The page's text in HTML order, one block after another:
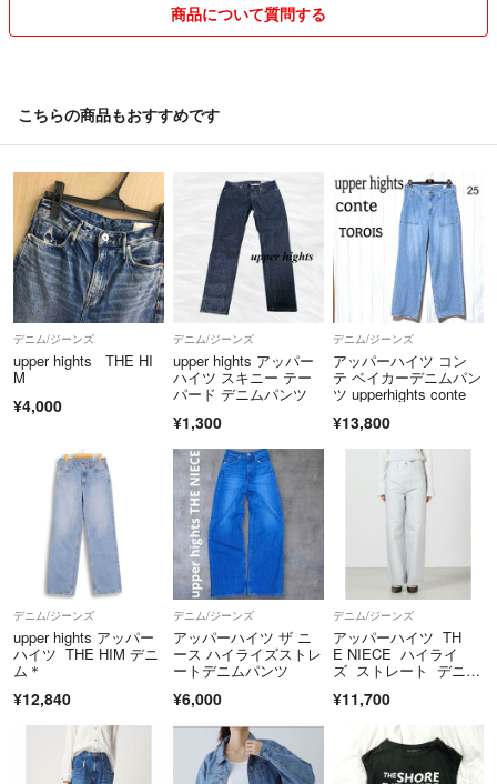
古物商許可書取得
商品について質問する
こちらの商品もおすすめです
デニム/ジーンズ
upper hights THE HI
M
¥4,000
デニム/ジーンズ
upper hights アッパー
ハイツ スキニー テー
パード デニムパンツ
¥1,300
デニム/ジーンズ
アッパーハイツ コン
テ ベイカーデニムパン
ツ upperhights conte
¥13,800
デニム/ジーンズ
upper hights アッパー
ハイツ THE HIM デニ
ム＊
¥12,840
デニム/ジーンズ
アッパーハイツ ザ ニ
ース ハイライズストレ
ートデニムパンツ
¥6,000
デニム/ジーンズ
アッパーハイツ TH
E NIECE ハイライ
ズ ストレート デニム
¥11,700